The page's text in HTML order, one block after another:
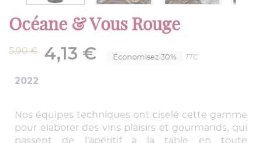
Océane & Vous Rouge
5,90 € 4,13 € Économisez 30% TTC
2022
Nos équipes techniques ont ciselé cette gamme
pour élaborer des vins plaisirs et gourmands, qui
passent de l’apéritif à la table en toute